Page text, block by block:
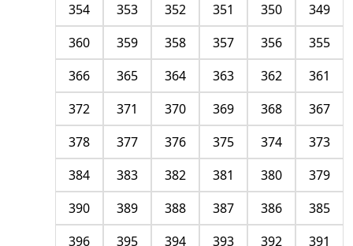
349
350
351
352
353
354
355
356
357
358
359
360
361
362
363
364
365
366
367
368
369
370
371
372
373
374
375
376
377
378
379
380
381
382
383
384
385
386
387
388
389
390
391
392
393
394
395
396